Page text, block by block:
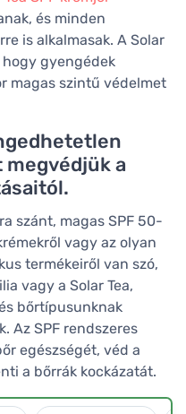
és minden
is alkalmasak. A Solar
gyengédek
magas szintű védelmet
a
szánt, magas SPF 50-
vagy az olyan
termékeiről van szó,
vagy a Solar Tea,
bőrtípusunknak
Az SPF rendszeres
egészségét, véd a
a bőrrák kockázatát.